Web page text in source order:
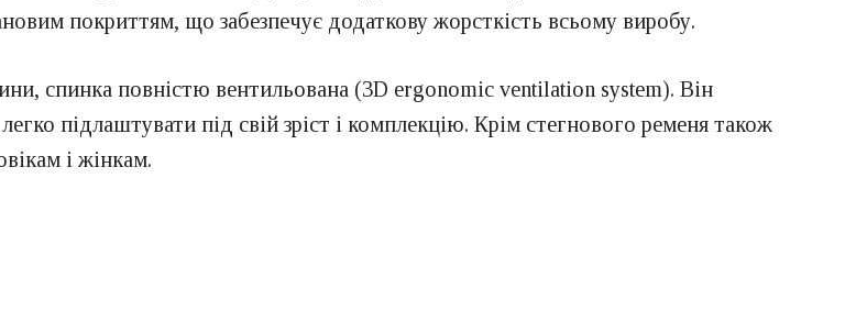
покриттям, що забезпечує додаткову жорсткість всьому виробу.
спинка повністю вентильована (3D ergonomic ventilation system). Він
підлаштувати під свій зріст і комплекцію. Крім стегнового ременя також
і жінкам.